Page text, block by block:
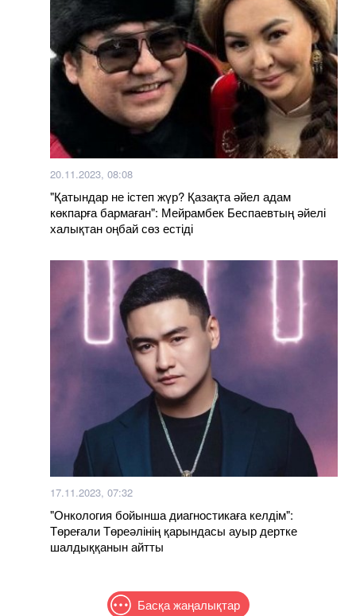
20.11.2023, 08:08
"Қатындар не істеп жүр? Қазақта әйел адам
көкпарға бармаған": Мейрамбек Беспаевтың әйелі
халықтан оңбай сөз естіді
17.11.2023, 07:32
"Онкология бойынша диагностикаға келдім":
Төреғали Төреәлінің қарындасы ауыр дертке
шалдыққанын айтты
Басқа жаңалықтар